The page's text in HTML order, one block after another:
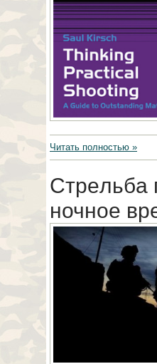
Читать полностью »
Cтpeльбa
ночное